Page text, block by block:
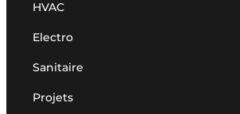
HVAC
Electro
Sanitaire
Projets